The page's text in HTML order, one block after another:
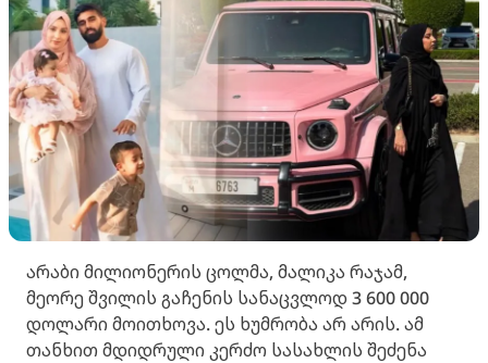
არაბი მილიონერის ცოლმა, მალიკა რაჯამ,
მეორე შვილის გაჩენის სანაცვლოდ 3 600 000
დოლარი მოითხოვა. ეს ხუმრობა არ არის. ამ
თანხით მდიდრული კერძო სასახლის შეძენა